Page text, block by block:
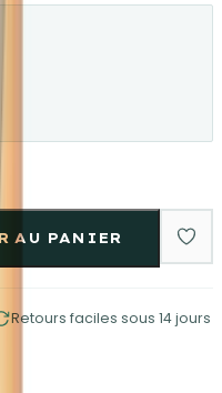
AU PANIER
Retours faciles sous 14 jours